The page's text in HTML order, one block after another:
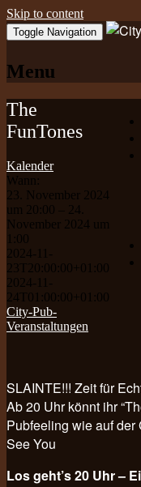
Skip to content
Toggle Navigation
Menu
The
FunTones
Kalender
Wann:
23. November 2024
um 20:00 – 24.
November 2024 um
1:00
2024-11-
23T20:00:00+01:00
2024-11-
24T01:00:00+01:00
City-Pub-
Veranstaltungen
SLAINTE!!! Zeit für
Ab 20 Uhr könnt ihr
Pubfeeling wie auf der
See You
Los geht’s 20 Uhr –